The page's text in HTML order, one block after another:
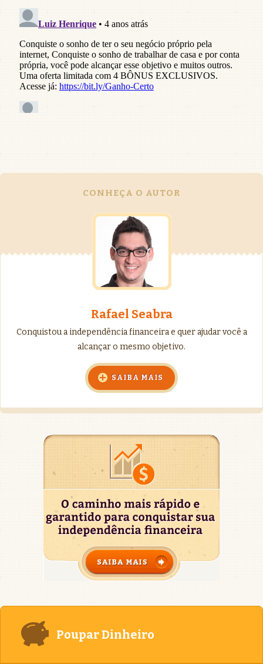
CONHEÇA O AUTOR
Rafael Seabra
Conquistou a independência financeira e quer ajudar você a
alcançar o mesmo objetivo.
SAIBA MAIS
Poupar Dinheiro